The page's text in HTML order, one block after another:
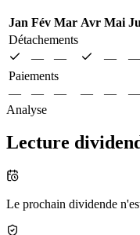
Jan Fév Mar Avr Mai
Détachements
—
— — —
Paiements
—
— — — — —
Analyse
Lecture
Le prochain dividende